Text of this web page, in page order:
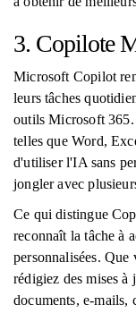
3. Copilote
Microsoft Copilot
leurs tâches
outils Microsoft 365.
telles que Word,
d'utiliser l'IA sans
jongler avec
Ce qui distingue
reconnaît la tâche à
personnalisées. Que
rédigiez des mises
documents, e-mails,